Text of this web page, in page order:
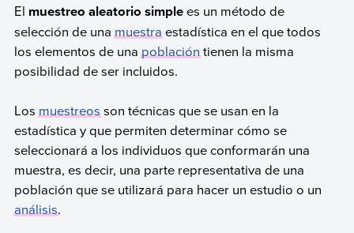
El muestreo aleatorio simplees un método de
selección de unamuestraestadística en el que todos
los elementos de unapoblacióntienen la misma
posibilidad de ser incluidos.
Losmuestreosson técnicas que se usan en la
estadística y que permiten determinar cómo se
seleccionará a los individuos que conformarán una
muestra, es decir, una parte representativa de una
población que se utilizará para hacer un estudio o un
análisis.